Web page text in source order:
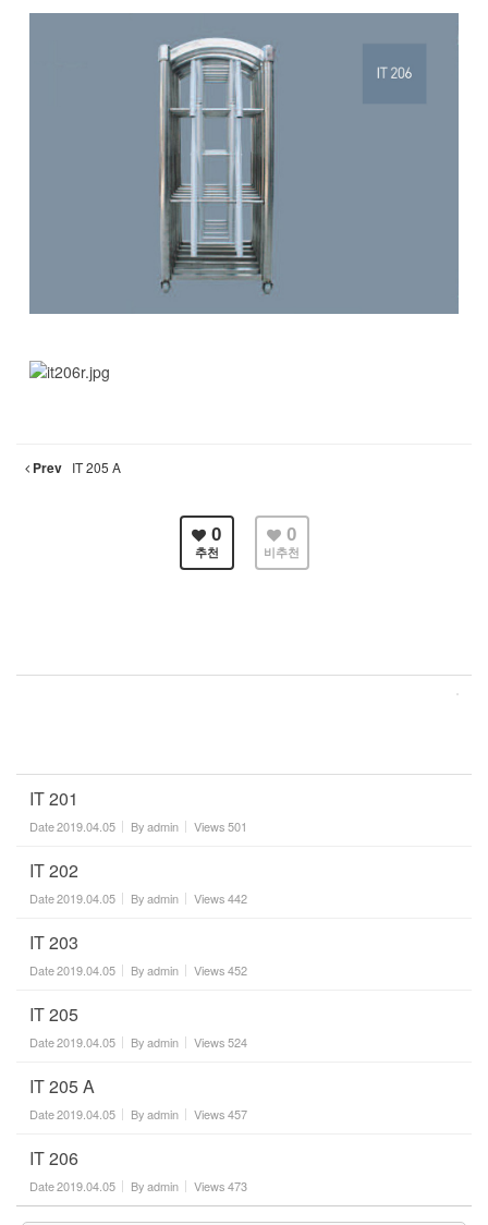
Prev IT 205 A
0
추천
0
비추천
IT 201
Date2019.04.05 Byadmin Views501
IT 202
Date2019.04.05 Byadmin Views442
IT 203
Date2019.04.05 Byadmin Views452
IT 205
Date2019.04.05 Byadmin Views524
IT 205 A
Date2019.04.05 Byadmin Views457
IT 206
Date2019.04.05 Byadmin Views473